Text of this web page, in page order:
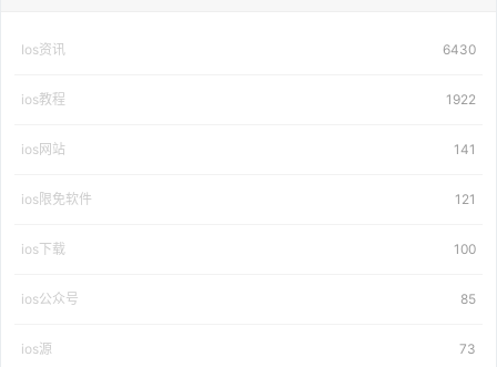
Ios资讯 6430
ios教程 1922
ios网站 141
ios限免软件 121
ios下载 100
ios公众号 85
ios源 73